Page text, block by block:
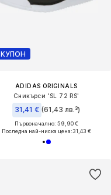
КУПОН
ADIDAS ORIGINALS
Сникърси 'SL 72 RS'
31,41 € (61,43 лв.³)
Първоначално: 59,90 €
Последна най-ниска цена:31,43 €